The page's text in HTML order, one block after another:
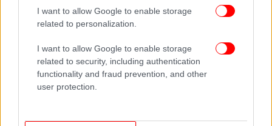
I want to allow Google to enable storage
related to personalization.
I want to allow Google to enable storage
related to security, including authentication
functionality and fraud prevention, and other
user protection.